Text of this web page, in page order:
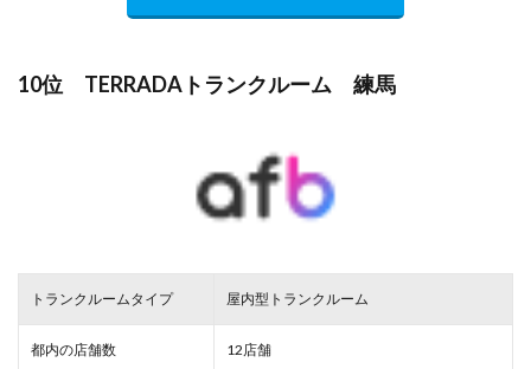
10位 TERRADAトランクルーム 練馬
トランクルームタイプ 屋内型トランクルーム
都内の店舗数 12店舗